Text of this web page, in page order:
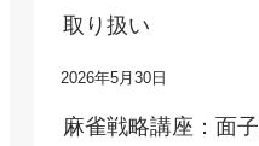
取り扱い
2026年5月30日
麻雀戦略講座：面